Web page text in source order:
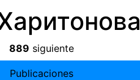
889 siguiente
Publicaciones